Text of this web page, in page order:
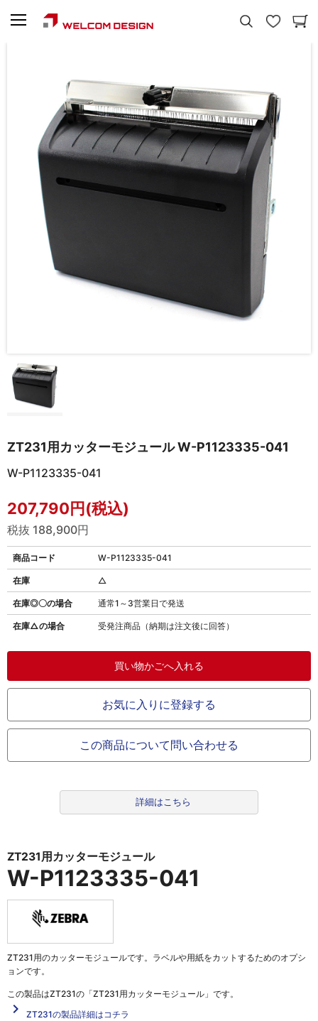
ZT231用カッターモジュール W-P1123335-041
W-P1123335-041
207,790円(税込)
税抜 188,900円
商品コード W-P1123335-041
在庫◎〇の場合 通常1～3営業日で発送
在庫△の場合 受発注商品（納期は注文後に回答）
在庫 △
お気に入りに登録する
この商品について問い合わせる
詳細はこちら
ZT231用カッターモジュール
W-P1123335-041
ZT231用のカッターモジュールです。ラベルや用紙をカットするためのオプシ
ョンです。
この製品はZT231の「ZT231用カッターモジュール」 です。
navigate_next
ZT231の製品詳細はコチラ